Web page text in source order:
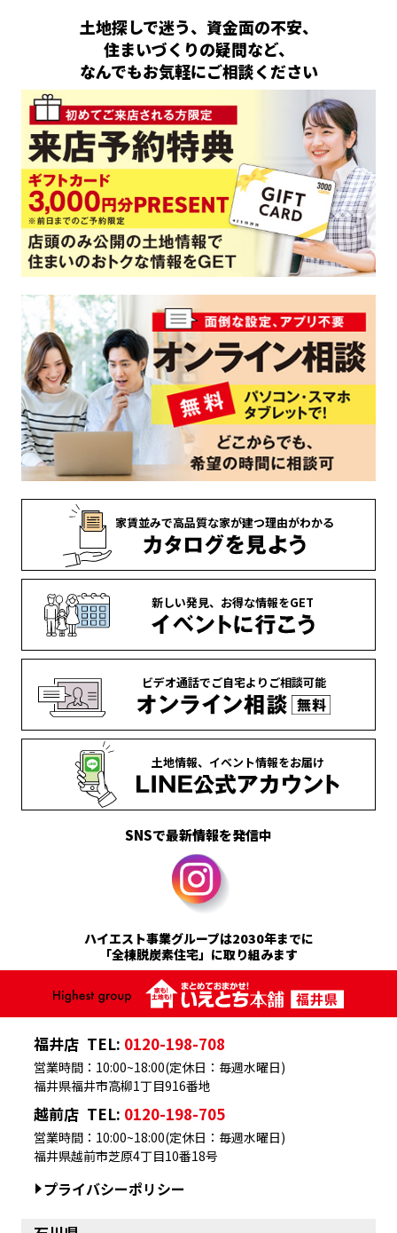
土地探しで迷う、資金面の不安、
住まいづくりの疑問など、
なんでもお気軽にご相談ください
家賃並みで高品質な家が建つ理由がわかる
新しい発見、 お得な情報をGET
ビデオ通話でご自宅より ご相談可能
土地情報、 イベント情報をお届け
SNSで最新情報を発信中
ハイエスト事業グループは2030年までに
「全棟脱炭素住宅」に取り組みます
福井店 TEL: 0120-198-708
福井県福井市高柳1丁目916番地
営業時間：10:00~18:00(定休日：毎週水曜日)
越前店 TEL: 0120-198-705
福井県越前市芝原4丁目10番18号
営業時間：10:00~18:00(定休日：毎週水曜日)
プライバシーポリシー